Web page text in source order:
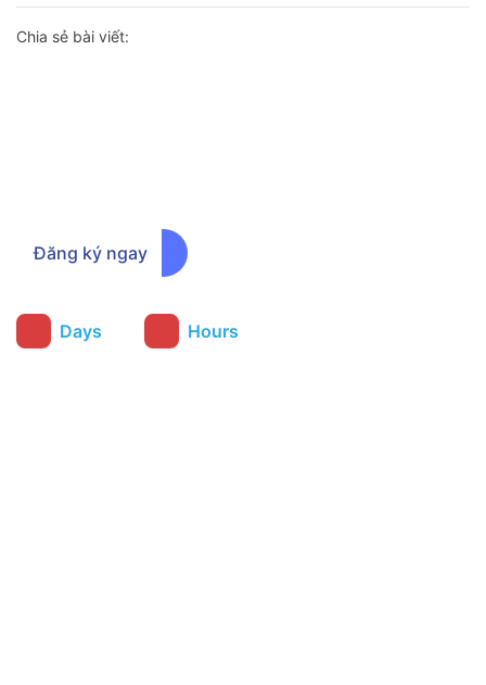
Chia sẻ bài viết:
Đăng ký ngay
Days Hours